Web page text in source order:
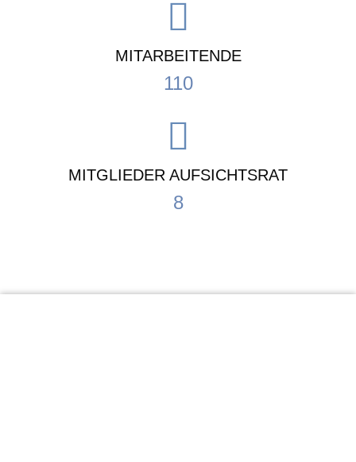
MITARBEITENDE
110
MITGLIEDER AUFSICHTSRAT
8